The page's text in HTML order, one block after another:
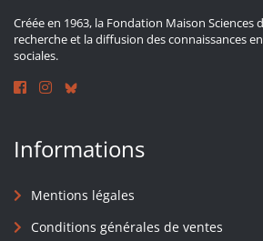
Créée en 1963, la Fondation Maison
recherche et la diffusion des connaissances
sociales.
Informations
Mentions légales
Conditions générales de ventes